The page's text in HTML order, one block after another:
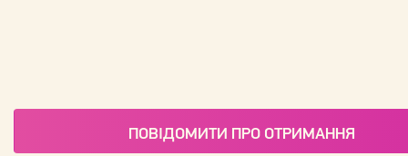
ПОВІДОМИТИ ПРО ОТРИМАННЯ